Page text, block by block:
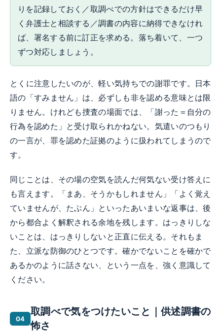
りを記録しておく／取調べでの方針はできるだけ早
く弁護士と相談する／調書の内容に納得できなけれ
ば、署名する前に訂正を求める。落ち着いて、一つ
ずつ対応しましょう。
とくに注意したいのが、軽い気持ちでの謝罪です。日本
語の「すみません」は、必ずしも非を認める意味とは限
りません。けれども捜査の場面では、「謝った＝自分の
行為を認めた」と受け取られかねない。気遣いのつもり
の一言が、罪を認めた証拠のように扱われてしまうので
す。
同じことは、その場の空気を読んだ何気ない受け答えに
も言えます。「まあ、そうかもしれません」「よく覚え
ていませんが、たぶん」といったあいまいな返事は、後
から都合よく解釈される余地を残します。はっきりしな
いことは、はっきりしないと正直に伝える。それもま
た、立派な防御のひとつです。確かでないことを確かで
あるかのように話さない、という一点を、強く意識して
ください。
取調べで気をつけたいこと｜供述調書の
怖さ